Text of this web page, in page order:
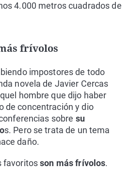
4.000 metros cuadrados de
frívolos
impostores de todo
novela de Javier Cercas
hombre que dijo haber
de concentración y dio
sobre su
s. Pero se trata de un tema
daño.
favoritosson más frívolos.